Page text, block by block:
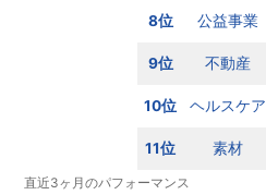
8位 公益事業
9位 不動産
10位 ヘルスケア
11位 素材
直近3ヶ月のパフォーマンス